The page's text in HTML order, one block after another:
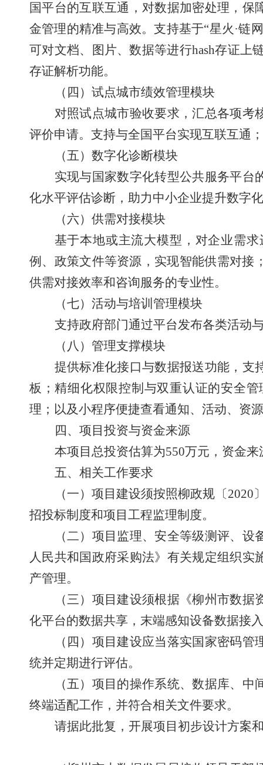
国平台的互联互通，对数据加密处理，
金管理的精准与高效。支持基于“星火 ·链网
可对文档、图片、数据等进行hash存证上
存证解析功能。
（四）试点城市绩效管理模块
对照试点城市验收要求，汇总各项考
评价申请。支持与全国平台实现互联互通
（五）数字化诊断模块
实现与国家数字化转型公共服务平台
化水平评估诊断，助力中小企业提升数字
（六）供需对接模块
基于本地或主流大模型，对企业需
例、政策文件等资源，实现智能供需对接
供需对接效率和咨询服务的专业性。
（七）活动与培训管理模块
支持政府部门通过平台发布各类活动
（八）管理支撑模块
提供标准化接口与数据报送功能，支
板；精细化权限控制与双重认证的安全
理；以及小程序便捷查看通知、活动、资
四、项目投资与资金来源
本项目总投资估算为550万元，资金来
五、相关工作要求
（一）项目建设须按照柳政规〔2020
招投标制度和项目工程监理制度。
（二）项目监理、安全等级测评、
人民共和国政府采购法》有关规定组织
产管理。
（三）项目建设须根据《柳州市数
化平台的数据共享，末端感知设备数据接
（四）项目建设应当落实国家密码
统并定期进行评估。
（五）项目的操作系统、数据库、
终端适配工作，并符合相关文件要求。
请据此批复，开展项目初步设计方案